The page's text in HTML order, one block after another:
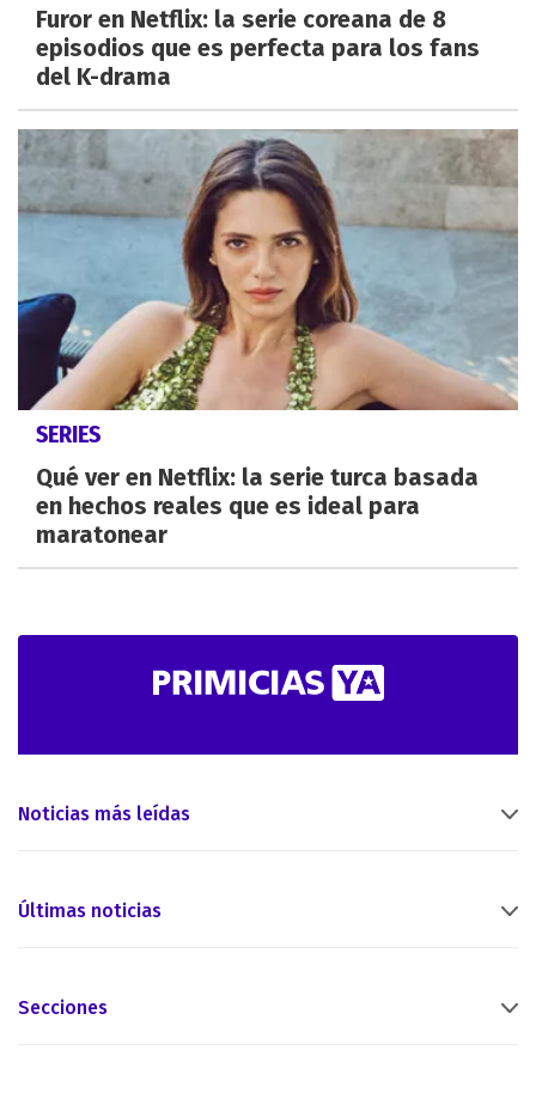
Furor en Netflix: la serie coreana de 8
episodios que es perfecta para los fans
del K-drama
SERIES
Qué ver en Netflix: la serie turca basada
en hechos reales que es ideal para
maratonear
Noticias más leídas
Últimas noticias
Secciones